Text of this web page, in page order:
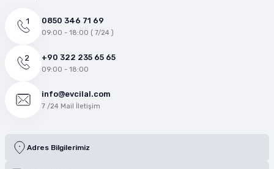
0850 346 71 69
09:00 - 18:00 ( 7/24 )
+90 322 235 65 65
09:00 - 18:00
info@evcilal.com
7 /24 Mail İletişim
Adres Bilgilerimiz